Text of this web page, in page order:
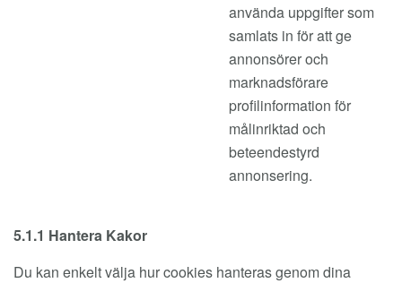
använda uppgifter som
samlats in för att ge
annonsörer och
marknadsförare
profilinformation för
målinriktad och
beteendestyrd
annonsering.
5.1.1 Hantera Kakor
Du kan enkelt välja hur cookies hanteras genom dina